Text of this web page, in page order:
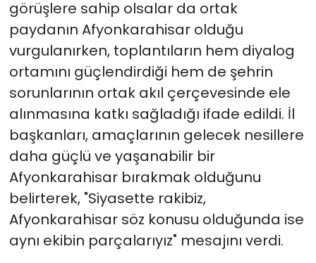
görüşlere sahip olsalar da ortak
paydanın Afyonkarahisar olduğu
vurgulanırken, toplantıların hem diyalog
ortamını güçlendirdiği hem de şehrin
sorunlarının ortak akıl çerçevesinde ele
alınmasına katkı sağladığı ifade edildi. İl
başkanları, amaçlarının gelecek nesillere
daha güçlü ve yaşanabilir bir
Afyonkarahisar bırakmak olduğunu
belirterek, "Siyasette rakibiz,
Afyonkarahisar söz konusu olduğunda ise
aynı ekibin parçalarıyız" mesajını verdi.